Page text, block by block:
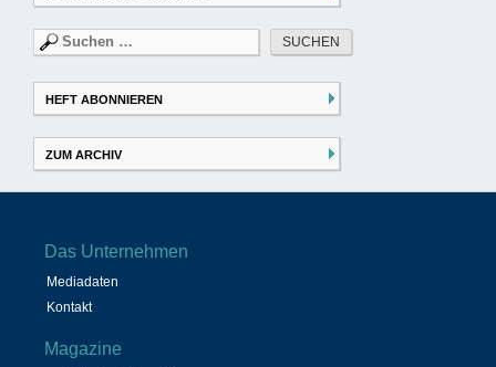
Suchen
nach:
HEFT ABONNIEREN
ZUM ARCHIV
Das Unternehmen
Mediadaten
Kontakt
Magazine